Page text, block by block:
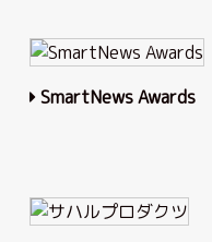
SmartNews Awards